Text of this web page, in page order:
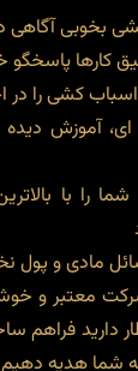
بخوبی آگاهی
کارها
کشی را در
آموزش دیده
شما را با
مادی و پول
معتبر و
دارید فراهم
شما هدیه دهیم